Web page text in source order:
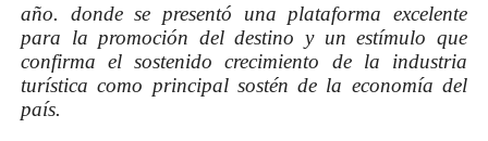
año.
donde se presentó una plataforma excelente
para la promoción del destino y un estímulo que
confirma el sostenido crecimiento de la industria
turística como principal sostén de la economía del
país.